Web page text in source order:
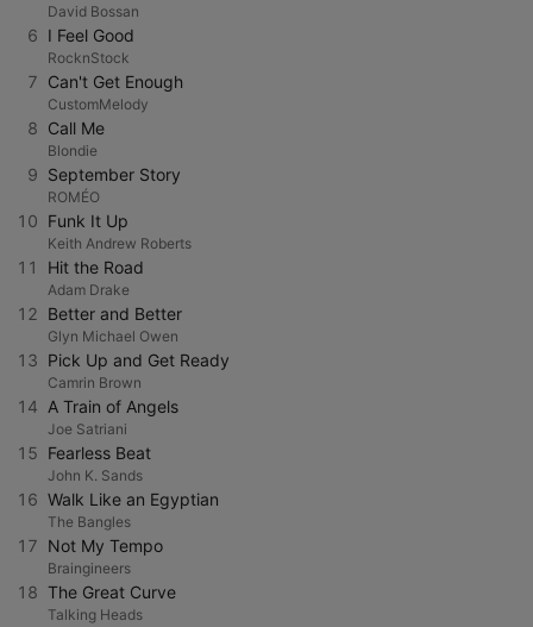
David Bossan
6 I Feel Good
RocknStock
7 Can't Get Enough
CustomMelody
8 Call Me
Blondie
9 September Story
ROMÉO
10 Funk It Up
Keith Andrew Roberts
11 Hit the Road
Adam Drake
12 Better and Better
Glyn Michael Owen
13 Pick Up and Get Ready
Camrin Brown
14 A Train of Angels
Joe Satriani
15 Fearless Beat
John K. Sands
16 Walk Like an Egyptian
The Bangles
17 Not My Tempo
Braingineers
18 The Great Curve
Talking Heads